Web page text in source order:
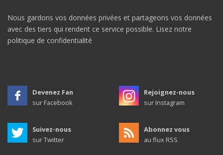
Nous gardons vos données privées et partageons vos données
avec des tiers qui rendent ce service possible. Lisez notre
politique de confidentialité
Devenez Fan
sur Facebook
Rejoignez-nous
sur Instagram
Suivez-nous
sur Twitter
Abonnez vous
au flux RSS